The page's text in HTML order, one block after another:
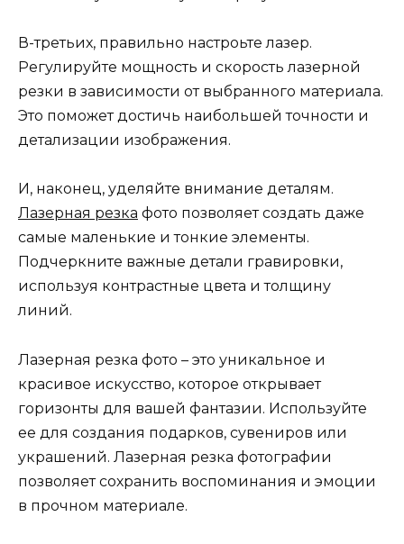
В-третьих, правильно настроьте лазер.
Регулируйте мощность и скорость лазерной
резки в зависимости от выбранного материала.
Это поможет достичь наибольшей точности и
детализации изображения.
И, наконец, уделяйте внимание деталям.
Лазерная резка фото позволяет создать даже
самые маленькие и тонкие элементы.
Подчеркните важные детали гравировки,
используя контрастные цвета и толщину
линий.
Лазерная резка фото – это уникальное и
красивое искусство, которое открывает
горизонты для вашей фантазии. Используйте
ее для создания подарков, сувениров или
украшений. Лазерная резка фотографии
позволяет сохранить воспоминания и эмоции
в прочном материале.